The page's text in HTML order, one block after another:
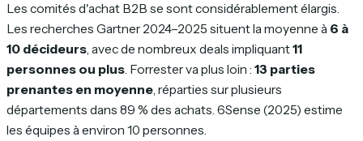
Les comités d'achat B2B se sont considérablement élargis.
Les recherches Gartner 2024–2025 situent la moyenne à 6 à
10 décideurs, avec de nombreux deals impliquant11
personnes ou plus. Forrester va plus loin : 13 parties
prenantes en moyenne, réparties sur plusieurs
départements dans 89 % des achats. 6Sense (2025) estime
les équipes à environ 10 personnes.